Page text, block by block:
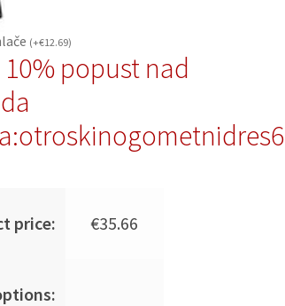
(+€12.69)
popust nad
price: €35.66